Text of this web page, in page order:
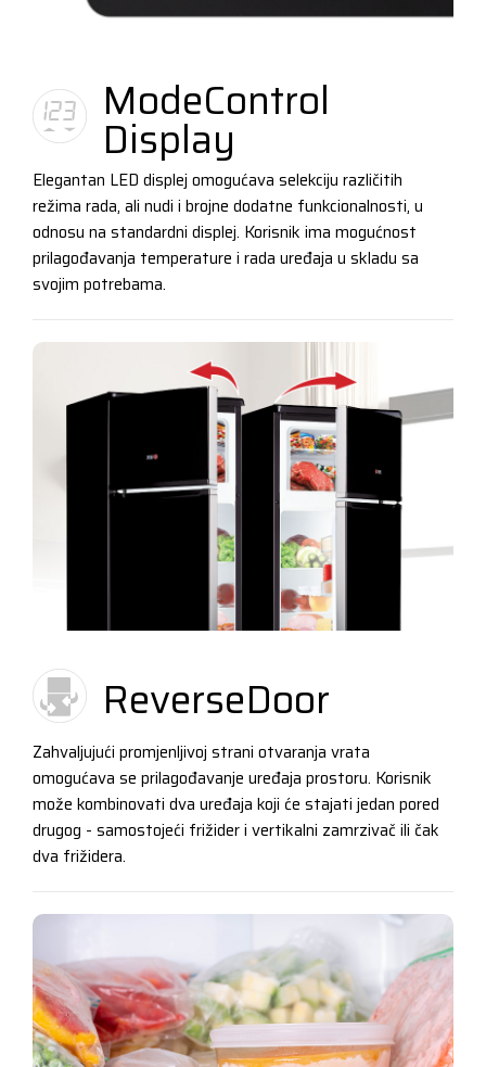
ModeControl
Display
Elegantan LED displej omogućava selekciju različitih
režima rada, ali nudi i brojne dodatne funkcionalnosti, u
odnosu na standardni displej. Korisnik ima mogućnost
prilagođavanja temperature i rada uređaja u skladu sa
svojim potrebama.
ReverseDoor
Zahvaljujući promjenljivoj strani otvaranja vrata
omogućava se prilagođavanje uređaja prostoru. Korisnik
može kombinovati dva uređaja koji će stajati jedan pored
drugog - samostojeći frižider i vertikalni zamrzivač ili čak
dva frižidera.